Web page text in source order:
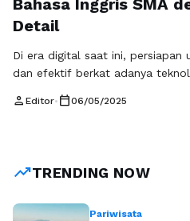
Bahasa Inggris SMA
Detail
Di era digital saat ini, persiapan
dan efektif berkat adanya
mengikuti tryout online. Untuk
person Editor• calendar_today06/05/2025
trending_upTRENDING NOW
Pariwisata